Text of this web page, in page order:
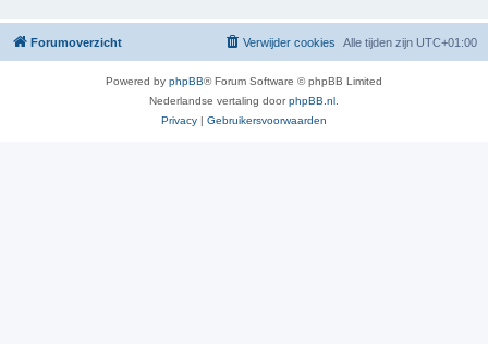
Forumoverzicht Alle tijden zijn UTC+01:00
Verwijder cookies
Powered by phpBB® Forum Software © phpBB Limited
Nederlandse vertaling doorphpBB.nl
Privacy | Gebruikersvoorwaarden